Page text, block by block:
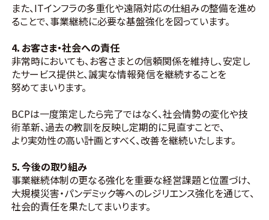
また、ITインフラの多重化や遠隔対応の仕組みの整備を進め
ることで、事業継続に必要な基盤強化を図っています。
4．お客さま・社会への責任
非常時においても、お客さまとの信頼関係を維持し、安定し
たサービス提供と、誠実な情報発信を継続することを
努めてまいります。
BCPは一度策定したら完了ではなく、社会情勢の変化や技
術革新、過去の教訓を反映し定期的に見直すことで、
より実効性の高い計画とすべく、改善を継続いたします。
5．今後の取り組み
事業継続体制の更なる強化を重要な経営課題と位置づけ、
大規模災害・パンデミック等へのレジリエンス強化を通じて、
社会的責任を果たしてまいります。